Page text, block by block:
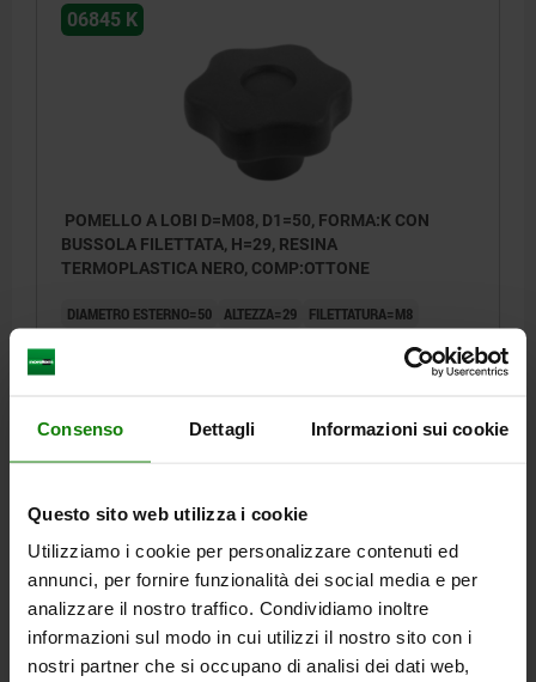
Consenso Dettagli Informazioni sui cookie
Questo sito web utilizza i cookie
Utilizziamo i cookie per personalizzare contenuti ed
annunci, per fornire funzionalità dei social media e per
analizzare il nostro traffico. Condividiamo inoltre
informazioni sul modo in cui utilizzi il nostro sito con i
nostri partner che si occupano di analisi dei dati web,
06845 K
POMELLO A LOBI D=M08, D1=50, FORMA:K CON
BUSSOLA FILETTATA, H=29, RESINA
TERMOPLASTICA NERO, COMP:OTTONE
DIAMETRO ESTERNO=50 ALTEZZA=29
FILETTATURA=M8
1,94 €
06845 K